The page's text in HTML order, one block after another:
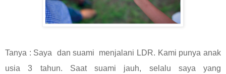
Tanya : Saya dan suami
menjalani LDR. Kami punya anak
usia 3 tahun. Saat suami jauh, selalu saya yang